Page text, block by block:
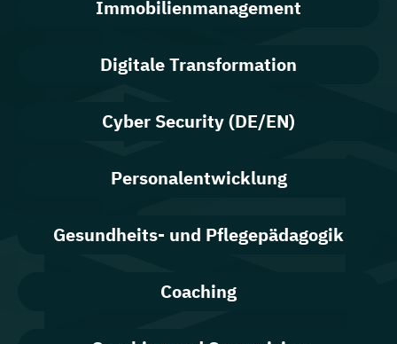
Immobilienmanagement
Digitale Transformation
Cyber Security (DE/EN)
Personalentwicklung
Gesundheits- und Pflegepädagogik
Coaching